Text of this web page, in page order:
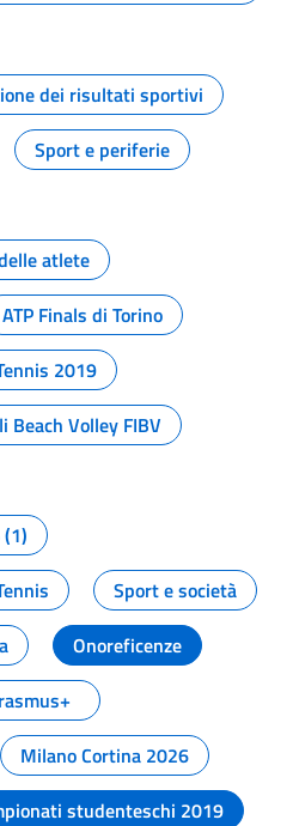
dei risultati sportivi
Sport e periferie
atlete
ATP Finals di Torino
2019
Beach Volley FIBV
Sport e società
Onoreficenze
Milano Cortina 2026
studenteschi 2019